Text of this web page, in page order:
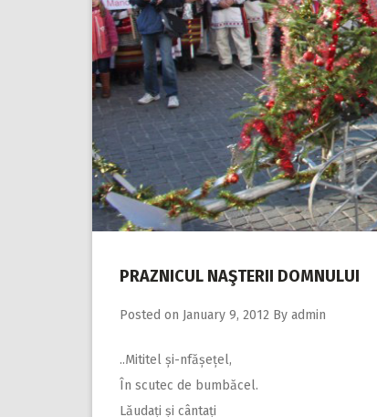
PRAZNICUL NAŞTERII DOMNULUI
Posted on January 9, 2012 By admin
..Mititel și-nfășețel,
În scutec de bumbăcel.
Lăudați și cântați